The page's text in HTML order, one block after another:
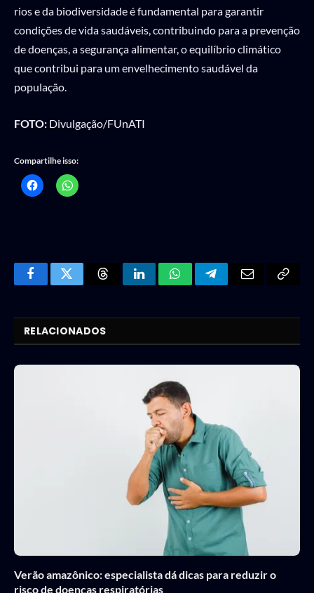
rios e da biodiversidade é fundamental para garantir
condições de vida saudáveis, contribuindo para a prevenção
de doenças, a segurança alimentar, o equilíbrio climático
que contribui para um envelhecimento saudável da
população.
FOTO: Divulgação/FUnATI
Compartilhe isso:
FacebookTwitter ThreadsLinkedInWhatsAppTelegram
RELACIONADOS
Verão amazônico: especialista dá dicas para reduzir o
risco de doenças respiratórias